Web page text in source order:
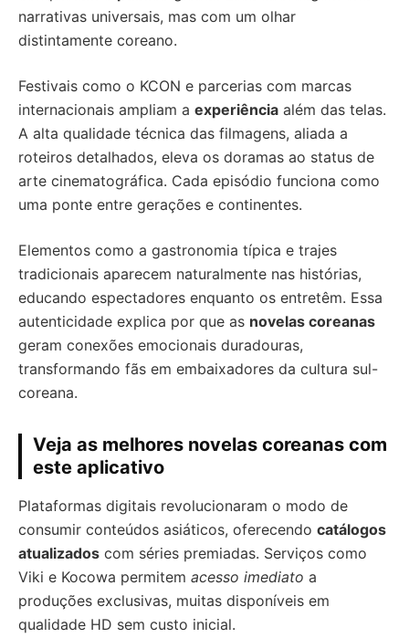
narrativas universais, mas com um olhar
distintamente coreano.
Festivais como o KCON e parcerias com marcas
internacionais ampliam a experiência além das telas.
A alta qualidade técnica das filmagens, aliada a
roteiros detalhados, eleva os doramas ao status de
arte cinematográfica. Cada episódio funciona como
uma ponte entre gerações e continentes.
Elementos como a gastronomia típica e trajes
tradicionais aparecem naturalmente nas histórias,
educando espectadores enquanto os entretêm. Essa
autenticidade explica por que as novelas coreanas
geram conexões emocionais duradouras,
transformando fãs em embaixadores da cultura sul-
coreana.
Veja as melhores novelas coreanas com
este aplicativo
Plataformas digitais revolucionaram o modo de
consumir conteúdos asiáticos, oferecendo catálogos
atualizados com séries premiadas. Serviços como
Viki e Kocowa permitem acesso imediato a
produções exclusivas, muitas disponíveis em
qualidade HD sem custo inicial.